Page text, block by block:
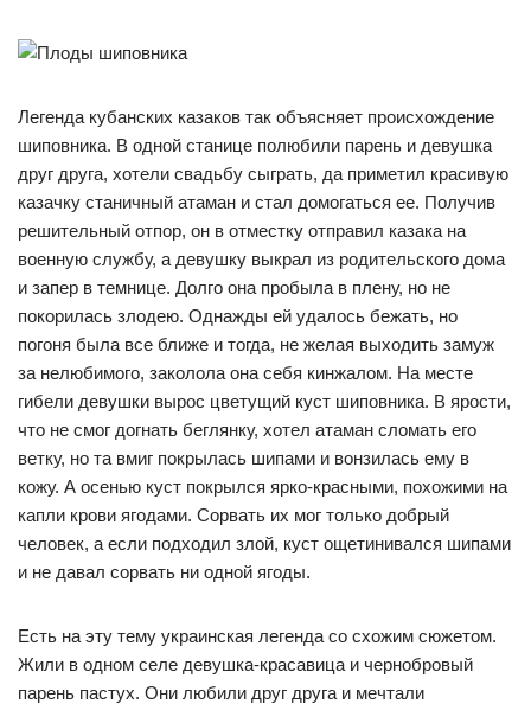
Легенда кубанских казаков так объясняет происхождение
шиповника. В одной станице полюбили парень и девушка
друг друга, хотели свадьбу сыграть, да приметил красивую
казачку станичный атаман и стал домогаться ее. Получив
решительный отпор, он в отместку отправил казака на
военную службу, а девушку выкрал из родительского дома
и запер в темнице. Долго она пробыла в плену, но не
покорилась злодею. Однажды ей удалось бежать, но
погоня была все ближе и тогда, не желая выходить замуж
за нелюбимого, заколола она себя кинжалом. На месте
гибели девушки вырос цветущий куст шиповника. В ярости,
что не смог догнать беглянку, хотел атаман сломать его
ветку, но та вмиг покрылась шипами и вонзилась ему в
кожу. А осенью куст покрылся ярко-красными, похожими на
капли крови ягодами. Сорвать их мог только добрый
человек, а если подходил злой, куст ощетинивался шипами
и не давал сорвать ни одной ягоды.
Есть на эту тему украинская легенда со схожим сюжетом.
Жили в одном селе девушка-красавица и чернобровый
парень пастух. Они любили друг друга и мечтали